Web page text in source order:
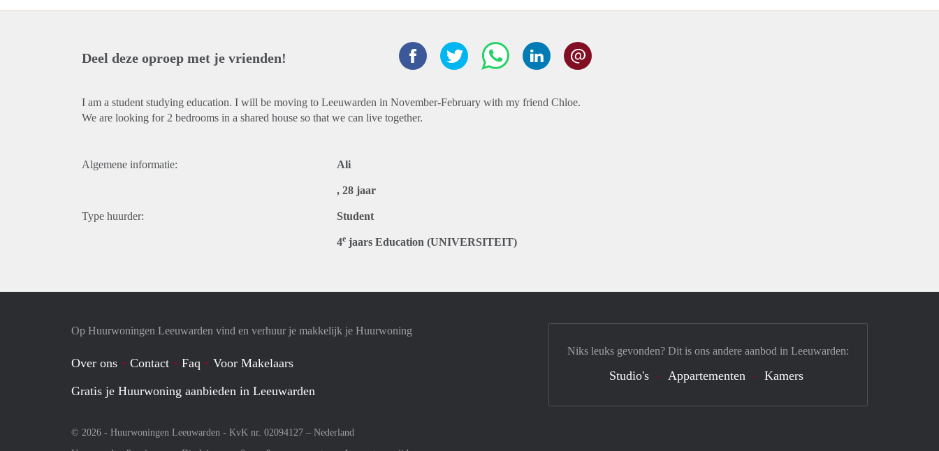
Deel deze oproep met je vrienden!
I am a student studying education. I will be moving to Leeuwarden in November-February with my friend Chloe.
We are looking for 2 bedrooms in a shared house so that we can live together.
Algemene informatie: Ali
, 28 jaar
Type huurder: Student
4e jaars Education (UNIVERSITEIT)
Op Huurwoningen Leeuwarden vind en verhuur je makkelijk je Huurwoning
Over ons Contact Faq
Voor Makelaars
Gratis je Huurwoning aanbieden in Leeuwarden
© 2026 - Huurwoningen Leeuwarden - KvK nr. 02094127 – Nederland
Niks leuks gevonden? Dit is ons andere aanbod in Leeuwarden:
Studio's Appartementen Kamers